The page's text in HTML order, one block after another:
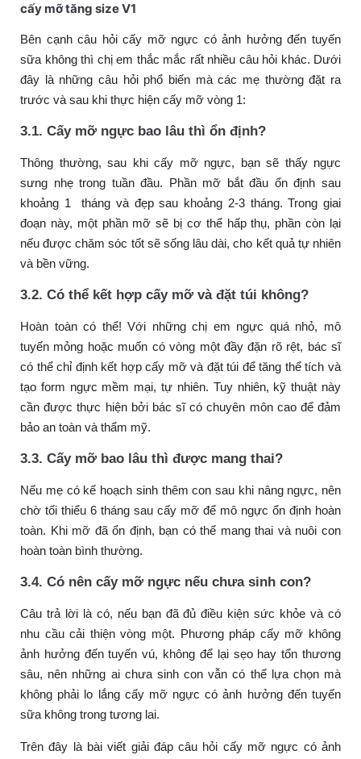
cấy mỡ tăng size V1
Bên cạnh câu hỏi cấy mỡ ngực có ảnh hưởng đến tuyến
sữa không thì chị em thắc mắc rất nhiều câu hỏi khác. Dưới
đây là những câu hỏi phổ biến mà các mẹ thường đặt ra
trước và sau khi thực hiện cấy mỡ vòng 1:
3.1. Cấy mỡ ngực bao lâu thì ổn định?
Thông thường, sau khi cấy mỡ ngực, bạn sẽ thấy ngực
sưng nhẹ trong tuần đầu. Phần mỡ bắt đầu ổn định sau
khoảng 1 tháng và đẹp sau khoảng 2-3 tháng. Trong giai
đoạn này, một phần mỡ sẽ bị cơ thể hấp thụ, phần còn lại
nếu được chăm sóc tốt sẽ sống lâu dài, cho kết quả tự nhiên
và bền vững.
3.2. Có thể kết hợp cấy mỡ và đặt túi không?
Hoàn toàn có thể! Với những chị em ngực quá nhỏ, mô
tuyến mỏng hoặc muốn có vòng một đầy đặn rõ rệt, bác sĩ
có thể chỉ định kết hợp cấy mỡ và đặt túi để tăng thể tích và
tạo form ngực mềm mại, tự nhiên. Tuy nhiên, kỹ thuật này
cần được thực hiện bởi bác sĩ có chuyên môn cao để đảm
bảo an toàn và thẩm mỹ.
3.3. Cấy mỡ bao lâu thì được mang thai?
Nếu mẹ có kế hoạch sinh thêm con sau khi nâng ngực, nên
chờ tối thiểu 6 tháng sau cấy mỡ để mô ngực ổn định hoàn
toàn. Khi mỡ đã ổn định, bạn có thể mang thai và nuôi con
hoàn toàn bình thường.
3.4. Có nên cấy mỡ ngực nếu chưa sinh con?
Câu trả lời là có, nếu bạn đã đủ điều kiện sức khỏe và có
nhu cầu cải thiện vòng một. Phương pháp cấy mỡ không
ảnh hưởng đến tuyến vú, không để lại sẹo hay tổn thương
sâu, nên những ai chưa sinh con vẫn có thể lựa chọn mà
không phải lo lắng cấy mỡ ngực có ảnh hưởng đến tuyến
sữa không trong tương lai.
Trên đây là bài viết giải đáp câu hỏi cấy mỡ ngực có ảnh